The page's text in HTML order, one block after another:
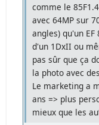
comme le
avec 64MP sur
angles) qu'un EF
d'un 1DxII ou
pas sûr que ça
la photo avec
Le marketing a
ans => plus
mieux que les